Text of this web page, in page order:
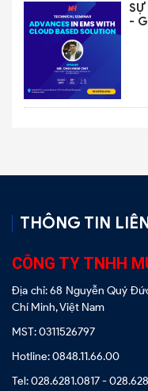
-
THÔNG TIN
CÔNG TY TNHH
Địa chỉ: 68 Nguyễn Quý
Chí Minh, Việt Nam
MST: 0311526797
Hotline: 0848.11.66.00
Tel: 028.6281.0817 -